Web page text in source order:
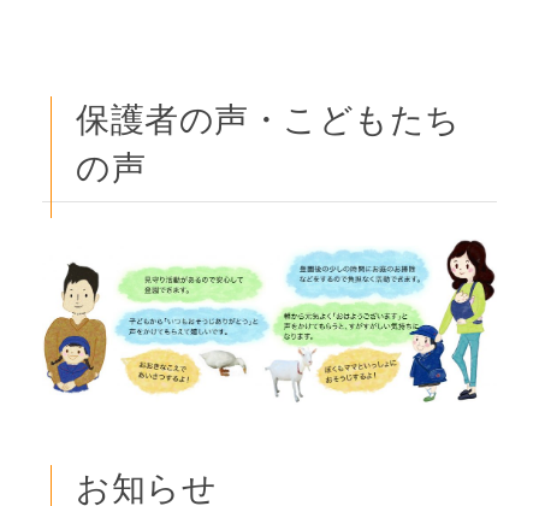
保護者の声・こどもたち
の声
お知らせ